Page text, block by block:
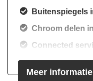
Buitenspiegels
Chroom delen
Connected
Cruise control
stuurhulp
Meer informatie